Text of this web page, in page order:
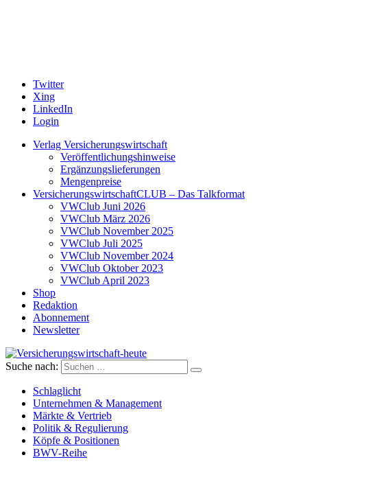
Twitter
Xing
LinkedIn
Login
Verlag Versicherungswirtschaft
Veröffentlichungshinweise
Ergänzungslieferungen
Mengenpreise
VersicherungswirtschaftCLUB – Das Talkformat
VWClub Juni 2026
VWClub März 2026
VWClub November 2025
VWClub Juli 2025
VWClub November 2024
VWClub Oktober 2023
VWClub April 2023
Shop
Redaktion
Abonnement
Newsletter
Versicherungswirtschaft-heute
Suche nach:
Schlaglicht
Unternehmen & Management
Märkte & Vertrieb
Politik & Regulierung
Köpfe & Positionen
BWV-Reihe